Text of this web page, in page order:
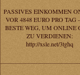
PASSIVES EINKOMMEN
VOR 4848 EURO PRO TAG
BESTE WEG, UM ONLINE
ZU VERDIENEN:
http://xsle.net/3tghq